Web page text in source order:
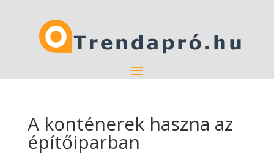
A konténerek haszna az
építőiparban